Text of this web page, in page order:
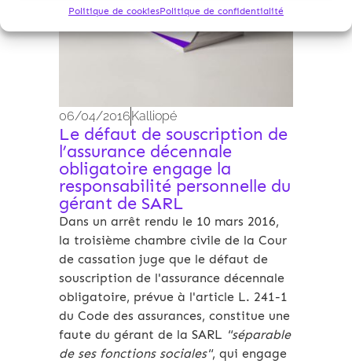
Politique de cookiesPolitique de confidentialité
06/04/2016 Kalliopé
Le défaut de souscription de
l’assurance décennale
obligatoire engage la
responsabilité personnelle du
gérant de SARL
Dans un arrêt rendu le 10 mars 2016,
la troisième chambre civile de la Cour
de cassation juge que le défaut de
souscription de l'assurance décennale
obligatoire, prévue à l'article L. 241-1
du Code des assurances, constitue une
faute du gérant de la SARL "séparable
de ses fonctions sociales", qui engage